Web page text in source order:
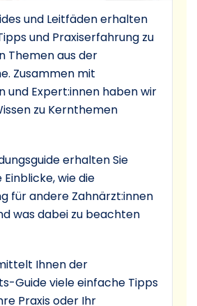
und Leitfäden erhalten
und Praxiserfahrung zu
Themen aus der
Zusammen mit
und Expert:innen haben wir
zu Kernthemen
erhalten Sie
wie die
für andere Zahnärzt:innen
was dabei zu beachten
Ihnen der
Guide viele einfache Tipps
Praxis oder Ihr